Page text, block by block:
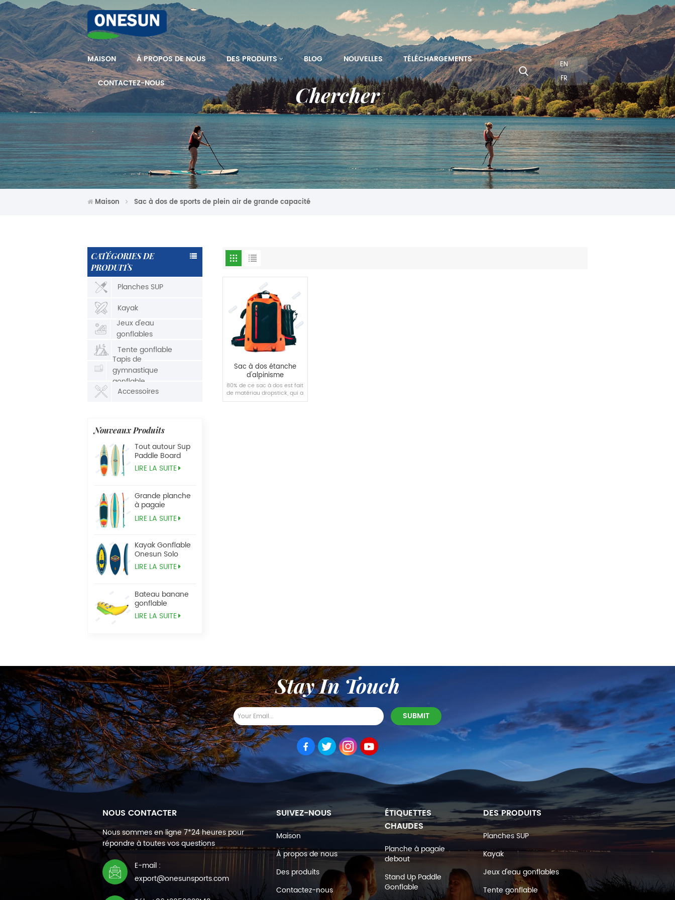
MAISON À PROPOS DE NOUS DES PRODUITS BLOG NOUVELLES TÉLÉCHARGEMENTS
CONTACTEZ-NOUS
EN
FR
Chercher
Maison Sac à dos de sports de plein air de grande capacité
CATÉGORIES DE
PRODUITS
Planches SUP
Kayak
Jeux d'eau
gonflables
Tente gonflable
Tapis de
gymnastique
gonflable
Accessoires
Nouveaux Produits
Tout autour Sup
Paddle Board
LIRE LA SUITE
Grande planche
à pagaie
Tandem Sup
LIRE LA SUITE
Kayak Gonflable
Onesun Solo
LIRE LA SUITE
Bateau banane
gonflable
LIRE LA SUITE
Sac à dos étanche
d'alpinisme
80% de ce sac à dos est fait
de matériau dropstick, qui a
un bon effet imperméable,
Stay In Touch
NOUS CONTACTER
Nous sommes en ligne 7*24 heures pour
répondre à toutes vos questions
E-mail :
export@onesunsports.com
SUIVEZ-NOUS
Maison
À propos de nous
Des produits
Contactez-nous
ÉTIQUETTES
CHAUDES
Planche à pagaie
debout
Stand Up Paddle
Gonflable
DES PRODUITS
Planches SUP
Kayak
Jeux d'eau gonflables
Tente gonflable